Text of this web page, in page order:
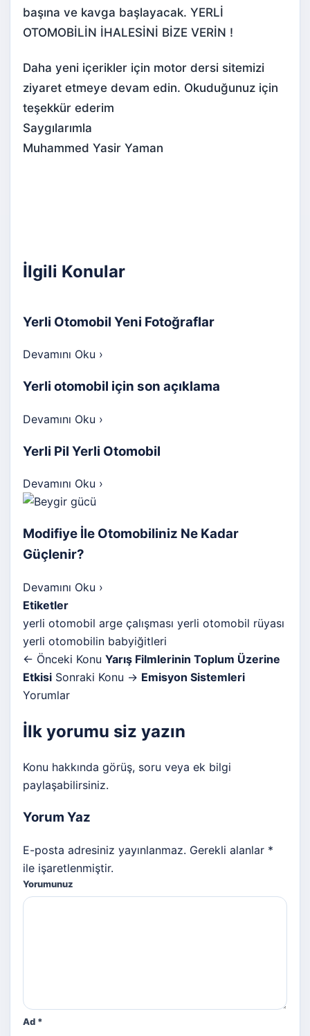
başına ve kavga başlayacak. YERLİ
OTOMOBİLİN İHALESİNİ BİZE VERİN !
Daha yeni içerikler için motor dersi sitemizi
ziyaret etmeye devam edin. Okuduğunuz için
teşekkür ederim
Saygılarımla
Muhammed Yasir Yaman
İlgili Konular
Yerli Otomobil Yeni Fotoğraflar
Devamını Oku ›
Yerli otomobil için son açıklama
Devamını Oku ›
Yerli Pil Yerli Otomobil
Devamını Oku ›
Modifiye İle Otomobiliniz Ne Kadar
Güçlenir?
Devamını Oku ›
Etiketler
yerli otomobil arge çalışması yerli otomobil rüyası
yerli otomobilin babyiğitleri
← Önceki Konu Yarış Filmlerinin Toplum Üzerine
Etkisi Sonraki Konu → Emisyon Sistemleri
Yorumlar
İlk yorumu siz yazın
Konu hakkında görüş, soru veya ek bilgi
paylaşabilirsiniz.
Yorum Yaz
E-posta adresiniz yayınlanmaz. Gerekli alanlar *
ile işaretlenmiştir.
Yorumunuz
Ad *